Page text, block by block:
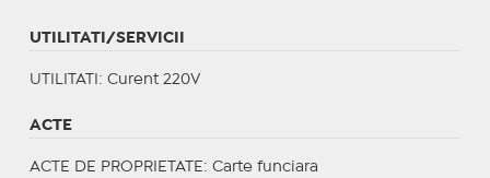
UTILITATI/SERVICII
UTILITATI : Curent 220V
ACTE
ACTE DE PROPRIETATE : Carte funciara